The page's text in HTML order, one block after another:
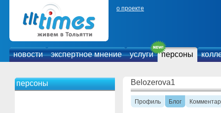
о проекте
новости экспертное мнение услуги персоны
персоны Belozerova1
Профиль Блог